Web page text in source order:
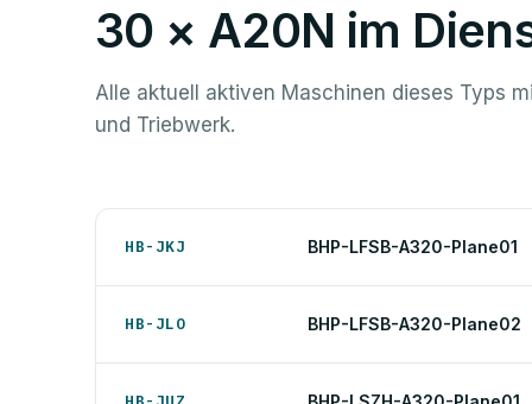
30 × A20N im
Alle aktuell aktiven Maschinen dieses Typs
und Triebwerk.
HB-JKJ BHP-LFSB-A320-Plane01
HB-JLO BHP-LFSB-A320-Plane02